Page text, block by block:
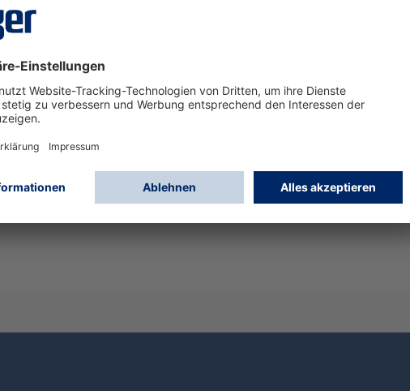
direkt an eine zentrale Druckluftversorgung nach DIN